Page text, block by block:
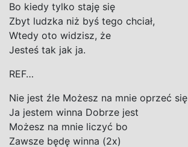
Bo kiedy tylko staję się
Zbyt ludzka niż byś tego chciał,
Wtedy oto widzisz, że
Jesteś tak jak ja.
REF…
Nie jest źle Możesz na mnie oprzeć się
Ja jestem winna Dobrze jest
Możesz na mnie liczyć bo
Zawsze będę winna (2x)